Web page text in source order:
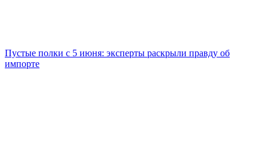
Пустые полки с 5 июня: эксперты раскрыли правду об
импорте